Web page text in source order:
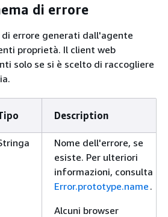
di errore
errore generati dall'agente
proprietà. Il client web
solo se si è scelto di raccogliere
Description
Nome dell'errore, se
esiste. Per ulteriori
informazioni, consulta
Error.prototype.name .
Alcuni browser